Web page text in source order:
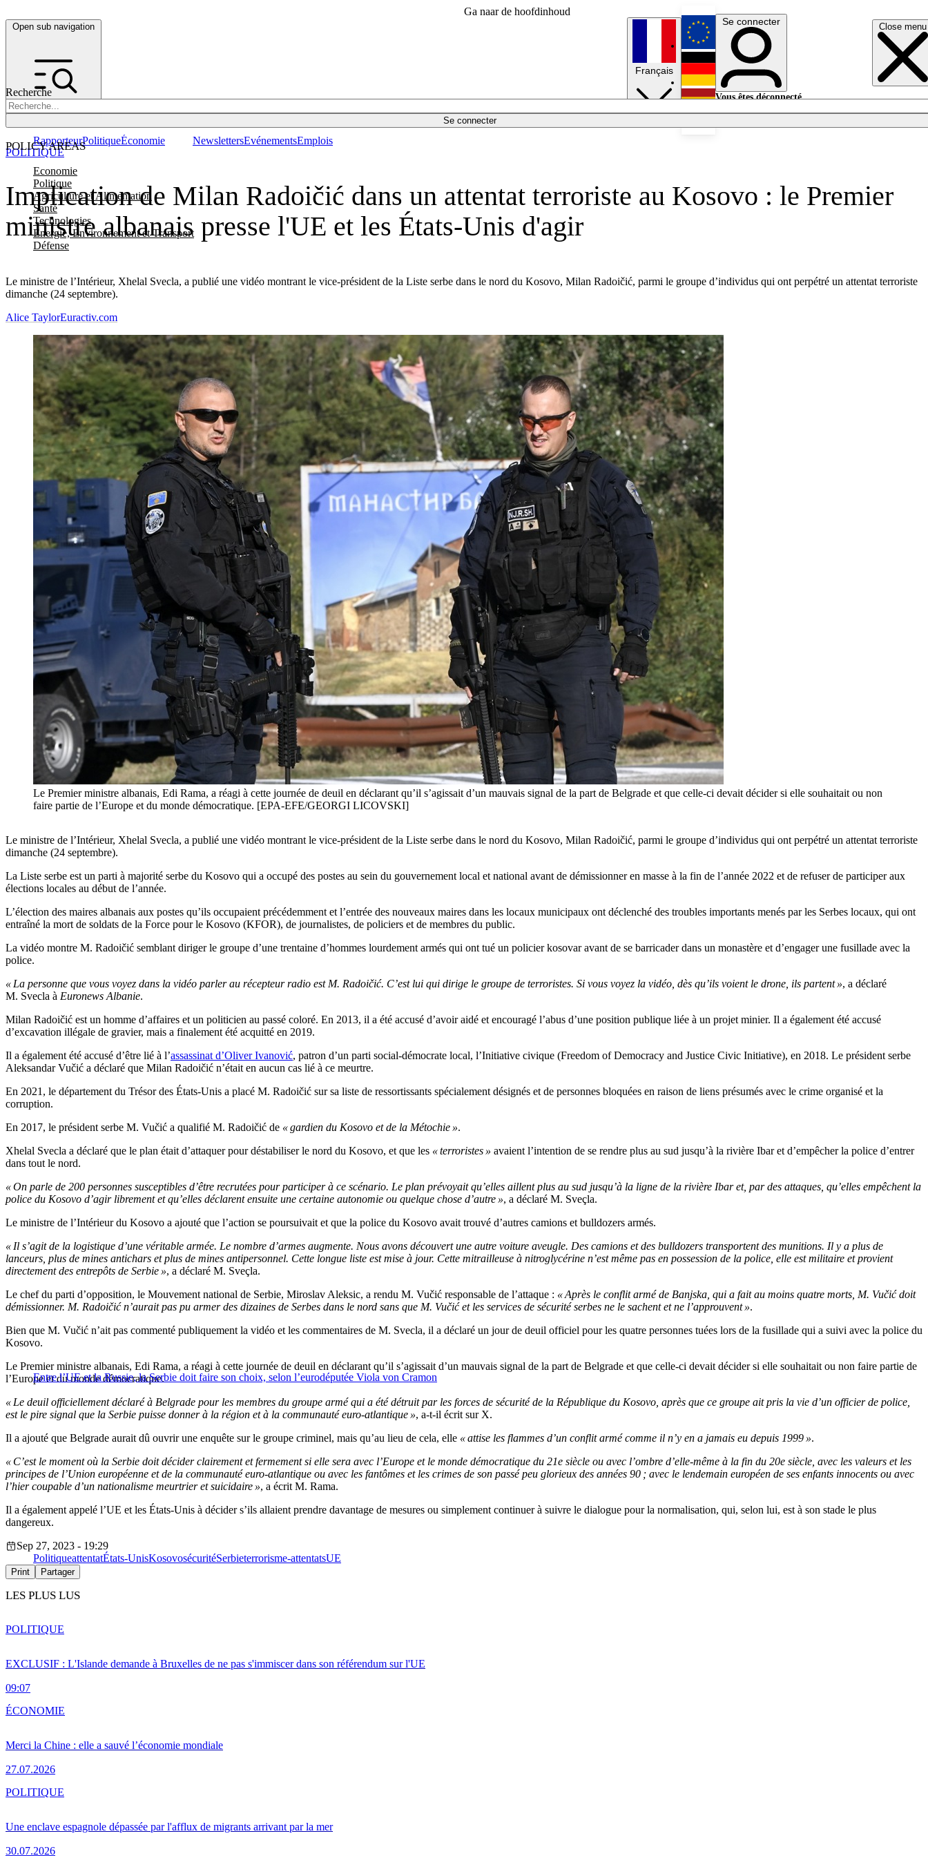
Ga naar de hoofdinhoud
Open sub navigation Close menu
Recherche
Se connecter
POLICY AREAS
Economie
Politique
Agriculture et Alimentation
Santé
Technologies
Energie, Environnement et Transport
Défense
RapporteurPolitiqueÉconomie NewslettersEvénementsEmplois
Français
English
Deutsch
Se connecter
Vous êtes déconnecté.
Implication de Milan Radoičić dans un attentat terroriste au Kosovo : le Premier
ministre albanais presse l'UE et les États-Unis d'agir
Le ministre de l’Intérieur, Xhelal Svecla, a publié une vidéo montrant le vice-président de la Liste serbe dans le nord du Kosovo, Milan Radoičić, parmi le groupe d’individus qui ont perpétré un attentat terroriste
dimanche (24 septembre).
POLITIQUE
Alice TaylorEuractiv.com
Le Premier ministre albanais, Edi Rama, a réagi à cette journée de deuil en déclarant qu’il s’agissait d’un mauvais signal de la part de Belgrade et que celle-ci devait décider si elle souhaitait ou non
faire partie de l’Europe et du monde démocratique. [EPA-EFE/GEORGI LICOVSKI]
Le ministre de l’Intérieur, Xhelal Svecla, a publié une vidéo montrant le vice-président de la Liste serbe dans le nord du Kosovo, Milan Radoičić, parmi le groupe d’individus qui ont perpétré un attentat terroriste
dimanche (24 septembre).
La Liste serbe est un parti à majorité serbe du Kosovo qui a occupé des postes au sein du gouvernement local et national avant de démissionner en masse à la fin de l’année 2022 et de refuser de participer aux
élections locales au début de l’année.
L’élection des maires albanais aux postes qu’ils occupaient précédemment et l’entrée des nouveaux maires dans les locaux municipaux ont déclenché des troubles importants menés par les Serbes locaux, qui ont
entraîné la mort de soldats de la Force pour le Kosovo (KFOR), de journalistes, de policiers et de membres du public.
La vidéo montre M. Radoičić semblant diriger le groupe d’une trentaine d’hommes lourdement armés qui ont tué un policier kosovar avant de se barricader dans un monastère et d’engager une fusillade avec la
police.
« La personne que vous voyez dans la vidéo parler au récepteur radio est M. Radoičić. C’est lui qui dirige le groupe de terroristes. Si vous voyez la vidéo, dès qu’ils voient le drone, ils partent », a déclaré
M. Svecla à Euronews Albanie.
Milan Radoičić est un homme d’affaires et un politicien au passé coloré. En 2013, il a été accusé d’avoir aidé et encouragé l’abus d’une position publique liée à un projet minier. Il a également été accusé
d’excavation illégale de gravier, mais a finalement été acquitté en 2019.
Il a également été accusé d’être lié à l’assassinat d’Oliver Ivanović, patron d’un parti social-démocrate local, l’Initiative civique (Freedom of Democracy and Justice Civic Initiative), en 2018. Le président serbe
Aleksandar Vučić a déclaré que Milan Radoičić n’était en aucun cas lié à ce meurtre.
En 2021, le département du Trésor des États-Unis a placé M. Radoičić sur sa liste de ressortissants spécialement désignés et de personnes bloquées en raison de liens présumés avec le crime organisé et la
corruption.
En 2017, le président serbe M. Vučić a qualifié M. Radoičić de « gardien du Kosovo et de la Métochie ».
Xhelal Svecla a déclaré que le plan était d’attaquer pour déstabiliser le nord du Kosovo, et que les « terroristes » avaient l’intention de se rendre plus au sud jusqu’à la rivière Ibar et d’empêcher la police d’entrer
dans tout le nord.
« On parle de 200 personnes susceptibles d’être recrutées pour participer à ce scénario. Le plan prévoyait qu’elles aillent plus au sud jusqu’à la ligne de la rivière Ibar et, par des attaques, qu’elles empêchent la
police du Kosovo d’agir librement et qu’elles déclarent ensuite une certaine autonomie ou quelque chose d’autre », a déclaré M. Sveçla.
Le ministre de l’Intérieur du Kosovo a ajouté que l’action se poursuivait et que la police du Kosovo avait trouvé d’autres camions et bulldozers armés.
« Il s’agit de la logistique d’une véritable armée. Le nombre d’armes augmente. Nous avons découvert une autre voiture aveugle. Des camions et des bulldozers transportent des munitions. Il y a plus de
lanceurs, plus de mines antichars et plus de mines antipersonnel. Cette longue liste est mise à jour. Cette mitrailleuse à nitroglycérine n’est même pas en possession de la police, elle est militaire et provient
directement des entrepôts de Serbie », a déclaré M. Sveçla.
Le chef du parti d’opposition, le Mouvement national de Serbie, Miroslav Aleksic, a rendu M. Vučić responsable de l’attaque : « Après le conflit armé de Banjska, qui a fait au moins quatre morts, M. Vučić doit
démissionner. M. Radoičić n’aurait pas pu armer des dizaines de Serbes dans le nord sans que M. Vučić et les services de sécurité serbes ne le sachent et ne l’approuvent ».
Bien que M. Vučić n’ait pas commenté publiquement la vidéo et les commentaires de M. Svecla, il a déclaré un jour de deuil officiel pour les quatre personnes tuées lors de la fusillade qui a suivi avec la police du
Kosovo.
Entre l’UE et la Russie, la Serbie doit faire son choix, selon l’eurodéputée Viola von Cramon
Le Premier ministre albanais, Edi Rama, a réagi à cette journée de deuil en déclarant qu’il s’agissait d’un mauvais signal de la part de Belgrade et que celle-ci devait décider si elle souhaitait ou non faire partie de
l’Europe et du monde démocratique.
« Le deuil officiellement déclaré à Belgrade pour les membres du groupe armé qui a été détruit par les forces de sécurité de la République du Kosovo, après que ce groupe ait pris la vie d’un officier de police,
est le pire signal que la Serbie puisse donner à la région et à la communauté euro-atlantique », a-t-il écrit sur X.
Il a ajouté que Belgrade aurait dû ouvrir une enquête sur le groupe criminel, mais qu’au lieu de cela, elle « attise les flammes d’un conflit armé comme il n’y en a jamais eu depuis 1999 ».
« C’est le moment où la Serbie doit décider clairement et fermement si elle sera avec l’Europe et le monde démocratique du 21e siècle ou avec l’ombre d’elle-même à la fin du 20e siècle, avec les valeurs et les
principes de l’Union européenne et de la communauté euro-atlantique ou avec les fantômes et les crimes de son passé peu glorieux des années 90 ; avec le lendemain européen de ses enfants innocents ou avec
l’hier coupable d’un nationalisme meurtrier et suicidaire », a écrit M. Rama.
Il a également appelé l’UE et les États-Unis à décider s’ils allaient prendre davantage de mesures ou simplement continuer à suivre le dialogue pour la normalisation, qui, selon lui, est à son stade le plus
dangereux.
Sep 27, 2023 - 19:29
PolitiqueattentatÉtats-UnisKosovosécuritéSerbieterrorisme-attentatsUE
Print Partager
LES PLUS LUS
EXCLUSIF : L'Islande demande à Bruxelles de ne pas s'immiscer dans son référendum sur l'UE
09:07
POLITIQUE
Merci la Chine : elle a sauvé l’économie mondiale
27.07.2026
ÉCONOMIE
Une enclave espagnole dépassée par l'afflux de migrants arrivant par la mer
30.07.2026
POLITIQUE